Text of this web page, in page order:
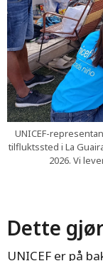
UNICEF-
tilfluktssted i La
2026. Vi
Dette
UNICEF er på